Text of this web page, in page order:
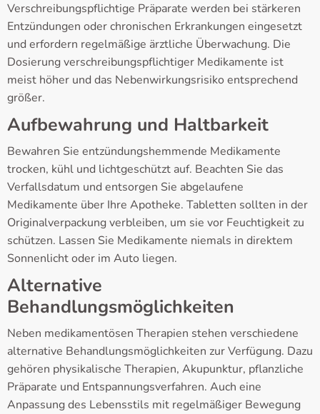
Verschreibungspflichtige Präparate werden bei stärkeren
Entzündungen oder chronischen Erkrankungen eingesetzt
und erfordern regelmäßige ärztliche Überwachung. Die
Dosierung verschreibungspflichtiger Medikamente ist
meist höher und das Nebenwirkungsrisiko entsprechend
größer.
Aufbewahrung und Haltbarkeit
Bewahren Sie entzündungshemmende Medikamente
trocken, kühl und lichtgeschützt auf. Beachten Sie das
Verfallsdatum und entsorgen Sie abgelaufene
Medikamente über Ihre Apotheke. Tabletten sollten in der
Originalverpackung verbleiben, um sie vor Feuchtigkeit zu
schützen. Lassen Sie Medikamente niemals in direktem
Sonnenlicht oder im Auto liegen.
Alternative
Behandlungsmöglichkeiten
Neben medikamentösen Therapien stehen verschiedene
alternative Behandlungsmöglichkeiten zur Verfügung. Dazu
gehören physikalische Therapien, Akupunktur, pflanzliche
Präparate und Entspannungsverfahren. Auch eine
Anpassung des Lebensstils mit regelmäßiger Bewegung